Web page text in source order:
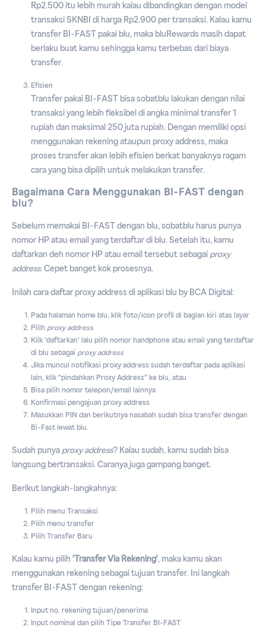
Rp2.500 itu lebih murah kalau dibandingkan dengan model
transaksi SKNBI di harga Rp2.900 per transaksi. Kalau kamu
transfer BI-FAST pakai blu, maka bluRewards masih dapat
berlaku buat kamu sehingga kamu terbebas dari biaya
transfer.
Efisien
Transfer pakai BI-FAST bisa sobatblu lakukan dengan nilai
transaksi yang lebih fleksibel di angka minimal transfer 1
rupiah dan maksimal 250 juta rupiah. Dengan memiliki opsi
menggunakan rekening ataupun proxy address, maka
proses transfer akan lebih efisien berkat banyaknya ragam
cara yang bisa dipilih untuk melakukan transfer.
Bagaimana Cara Menggunakan BI-FAST dengan
blu?
Sebelum memakai BI-FAST dengan blu, sobatblu harus punya
nomor HP atau email yang terdaftar di blu. Setelah itu, kamu
daftarkan deh nomor HP atau email tersebut sebagaiproxy
address. Cepet banget kok prosesnya.
Inilah cara daftar proxy address di aplikasi blu by BCA Digital:
Pada halaman home blu, klik foto/icon profil di bagian kiri atas layar
Pilih proxy address
Klik ‘daftarkan’ lalu pilih nomor handphone atau email yang terdaftar
di blu sebagai proxy address
Jika muncul notifikasi proxy address sudah terdaftar pada aplikasi
lain, klik “pindahkan Proxy Address” ke blu, atau
Bisa pilih nomor telepon/email lainnya
Konfirmasi pengajuan proxy address
Masukkan PIN dan berikutnya nasabah sudah bisa transfer dengan
Bi-Fast lewat blu.
Sudah punyaproxy address? Kalau sudah, kamu sudah bisa
langsung bertransaksi. Caranya juga gampang banget.
Berikut langkah-langkahnya:
Pilih menu Transaksi
Pilih menu transfer
Pilih Transfer Baru
Kalau kamu pilih 'Transfer Via Rekening', maka kamu akan
menggunakan rekening sebagai tujuan transfer. Ini langkah
transfer BI-FAST dengan rekening:
Input no. rekening tujuan/penerima
Input nominal dan pilih Tipe Transfer BI-FAST